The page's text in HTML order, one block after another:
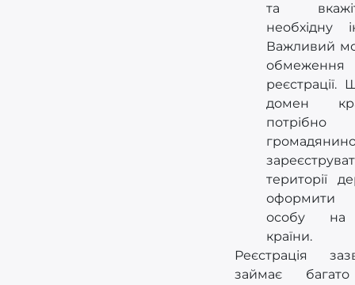
та
необхідну
Важливий
реєстрації.
домен
території
оформити
особу на
країни.
Реєстрація
займає